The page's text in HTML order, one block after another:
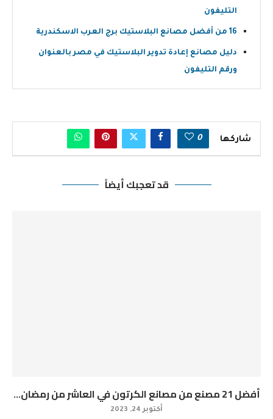
التليفون
16 من أفضل مصانع البلاستيك برج العرب الاسكندرية
دليل مصانع إعادة تدوير البلاستيك في مصر بالعنوان
ورقم التليفون
شاركها 0
قد تعجبك أيضاً
أفضل 21 مصنع من مصانع الكرتون في العاشر من رمضان...
أكتوبر 24, 2023